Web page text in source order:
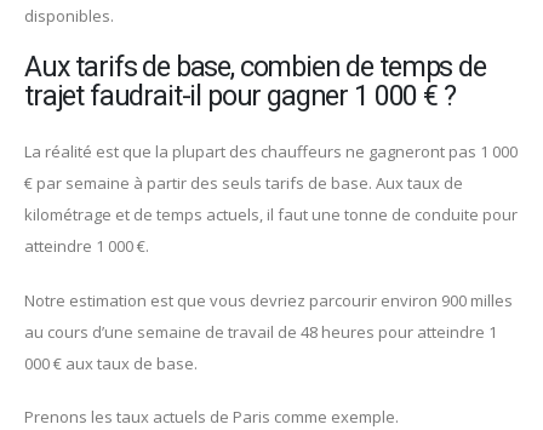
disponibles.
Aux tarifs de base, combien de temps de
trajet faudrait-il pour gagner 1 000 € ?
La réalité est que la plupart des chauffeurs ne gagneront pas 1 000
€ par semaine à partir des seuls tarifs de base. Aux taux de
kilométrage et de temps actuels, il faut une tonne de conduite pour
atteindre 1 000 €.
Notre estimation est que vous devriez parcourir environ 900 milles
au cours d’une semaine de travail de 48 heures pour atteindre 1
000 € aux taux de base.
Prenons les taux actuels de Paris comme exemple.